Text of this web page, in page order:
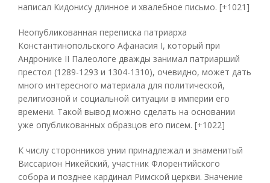
написал Кидонису длинное и хвалебное письмо. [+1021]
Неопубликованная переписка патриарха
Константинопольского Афанасия I, который при
Андронике II Палеологе дважды занимал патриарший
престол (1289-1293 и 1304-1310), очевидно, может дать
много интересного материала для политической,
религиозной и социальной ситуации в империи его
времени. Такой вывод можно сделать на основании
уже опубликованных образцов его писем. [+1022]
К числу сторонников унии принадлежал и знаменитый
Виссарион Никейский, участник Флорентийского
собора и позднее кардинал Римской церкви. Значение